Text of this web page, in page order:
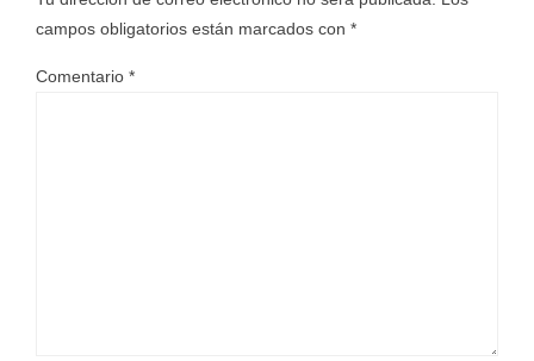
campos obligatorios están marcados con *
Comentario *